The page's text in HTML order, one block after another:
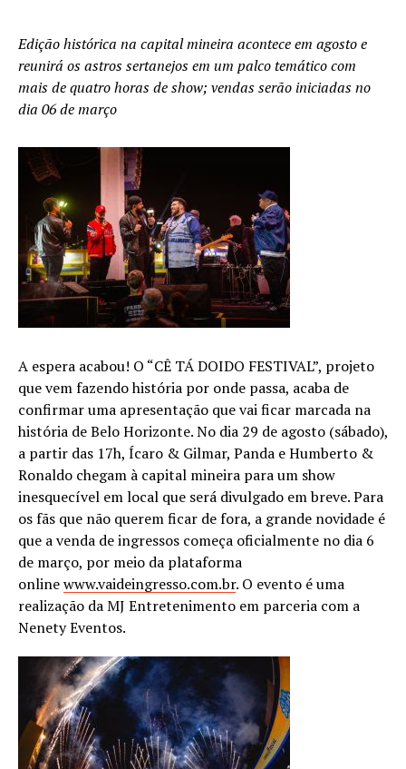
Edição histórica na capital mineira acontece em agosto e
reunirá os astros sertanejos em um palco temático com
mais de quatro horas de show; vendas serão iniciadas no
dia 06 de março
A espera acabou! O “CÊ TÁ DOIDO FESTIVAL”, projeto
que vem fazendo história por onde passa, acaba de
confirmar uma apresentação que vai ficar marcada na
história de Belo Horizonte. No dia 29 de agosto (sábado),
a partir das 17h, Ícaro & Gilmar, Panda e Humberto &
Ronaldo chegam à capital mineira para um show
inesquecível em local que será divulgado em breve. Para
os fãs que não querem ficar de fora, a grande novidade é
que a venda de ingressos começa oficialmente no dia 6
de março, por meio da plataforma
onlinewww.vaideingresso.com.br. O evento é uma
realização da MJ Entretenimento em parceria com a
Nenety Eventos.